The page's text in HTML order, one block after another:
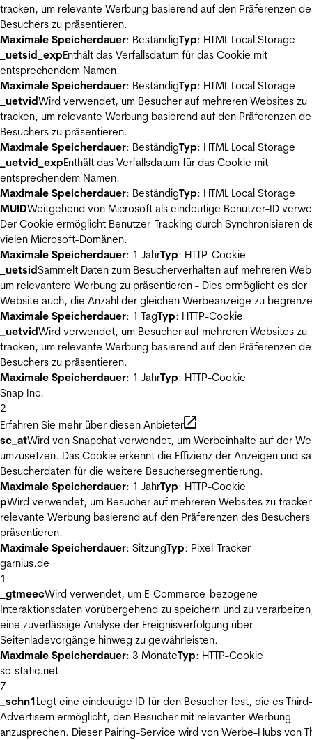
tracken, um relevante Werbung basierend auf den Präferenzen
Besuchers zu präsentieren.
Maximale Speicherdauer: BeständigTyp: HTML Local Storage
_uetsid_expEnthält das Verfallsdatum für das Cookie mit
entsprechendem Namen.
Maximale Speicherdauer: BeständigTyp: HTML Local Storage
_uetvidWird verwendet, um Besucher auf mehreren Websites zu
tracken, um relevante Werbung basierend auf den Präferenzen
Besuchers zu präsentieren.
Maximale Speicherdauer: BeständigTyp: HTML Local Storage
_uetvid_expEnthält das Verfallsdatum für das Cookie mit
entsprechendem Namen.
Maximale Speicherdauer: BeständigTyp: HTML Local Storage
MUIDWeitgehend von Microsoft als eindeutige Benutzer-ID
Der Cookie ermöglicht Benutzer-Tracking durch Synchronisieren
vielen Microsoft-Domänen.
Maximale Speicherdauer: 1 JahrTyp: HTTP-Cookie
_uetsidSammelt Daten zum Besucherverhalten auf mehreren
um relevantere Werbung zu präsentieren - Dies ermöglicht es der
Website auch, die Anzahl der gleichen Werbeanzeige zu
Maximale Speicherdauer: 1 TagTyp: HTTP-Cookie
_uetvidWird verwendet, um Besucher auf mehreren Websites zu
tracken, um relevante Werbung basierend auf den Präferenzen
Besuchers zu präsentieren.
Maximale Speicherdauer: 1 JahrTyp: HTTP-Cookie
Snap Inc.
2
Erfahren Sie mehr über diesen Anbieter
sc_atWird von Snapchat verwendet, um Werbeinhalte auf der
umzusetzen. Das Cookie erkennt die Effizienz der Anzeigen und
Besucherdaten für die weitere Besuchersegmentierung.
Maximale Speicherdauer: 1 JahrTyp: HTTP-Cookie
pWird verwendet, um Besucher auf mehreren Websites zu
relevante Werbung basierend auf den Präferenzen des Besuchers
präsentieren.
Maximale Speicherdauer: SitzungTyp: Pixel-Tracker
garnius.de
1
_gtmeecWird verwendet, um E-Commerce-bezogene
Interaktionsdaten vorübergehend zu speichern und zu
eine zuverlässige Analyse der Ereignisverfolgung über
Seitenladevorgänge hinweg zu gewährleisten.
Maximale Speicherdauer: 3 MonateTyp: HTTP-Cookie
sc-static.net
7
_schn1Legt eine eindeutige ID für den Besucher fest, die es
Advertisern ermöglicht, den Besucher mit relevanter Werbung
anzusprechen. Dieser Pairing-Service wird von Werbe-Hubs von